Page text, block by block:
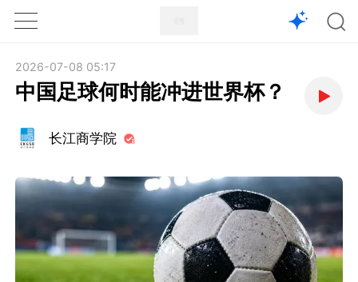
1X
2026-07-08 05:17
中国足球何时能冲进世界杯？
长江商学院